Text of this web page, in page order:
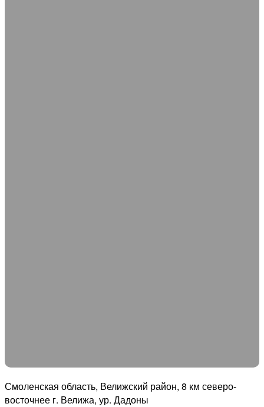
Смоленская область, Велижский район, 8 км северо-
восточнее г. Велижа, ур. Дадоны